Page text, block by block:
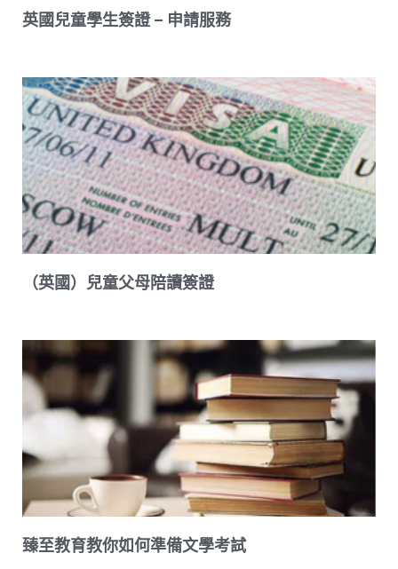
英國兒童學生簽證 – 申請服務
（英國）兒童父母陪讀簽證
臻至教育教你如何準備文學考試